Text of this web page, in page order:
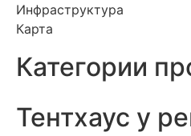
Инфраструктура
Карта
Категории
Тентхаус у